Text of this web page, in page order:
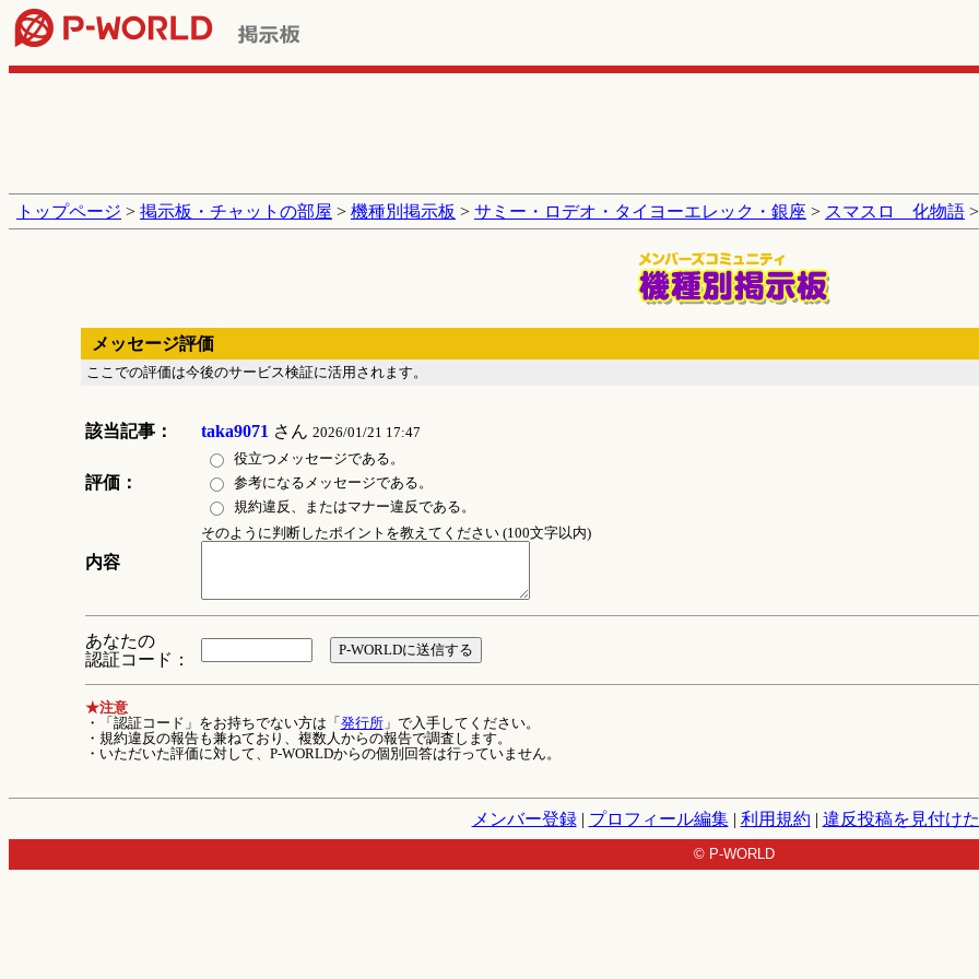
トップページ > 掲示板・チャットの部屋 > 機種別掲示板 > サミー・ロデオ・タイヨーエレック・銀座 > スマスロ 化物語
メッセージ評価
ここでの評価は今後のサービス検証に活用されます。
該当記事： taka9071 さん 2026/01/21 17:47
評価：
役立つメッセージである。
参考になるメッセージである。
規約違反、またはマナー違反である。
内容
そのように判断したポイントを教えてください (100文字以内)
あなたの
認証コード：
★注意
・「認証コード」をお持ちでない方は「 発行所」で入手してください。
・規約違反の報告も兼ねており、複数人からの報告で調査します。
・いただいた評価に対して、P-WORLDからの個別回答は行っていません。
メンバー登録| プロフィール編集| 利用規約 | 違反投稿を見付け
© P-WORLD